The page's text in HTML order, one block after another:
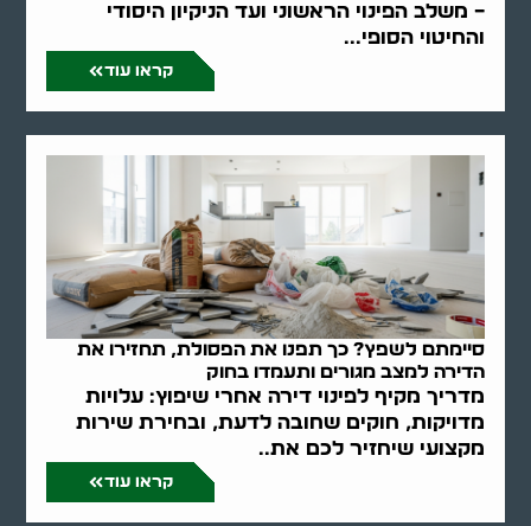
– משלב הפינוי הראשוני ועד הניקיון היסודי
והחיטוי הסופי...
קראו עוד
סיימתם לשפץ? כך תפנו את הפסולת, תחזירו את
הדירה למצב מגורים ותעמדו בחוק
מדריך מקיף לפינוי דירה אחרי שיפוץ: עלויות
מדויקות, חוקים שחובה לדעת, ובחירת שירות
מקצועי שיחזיר לכם את..
קראו עוד